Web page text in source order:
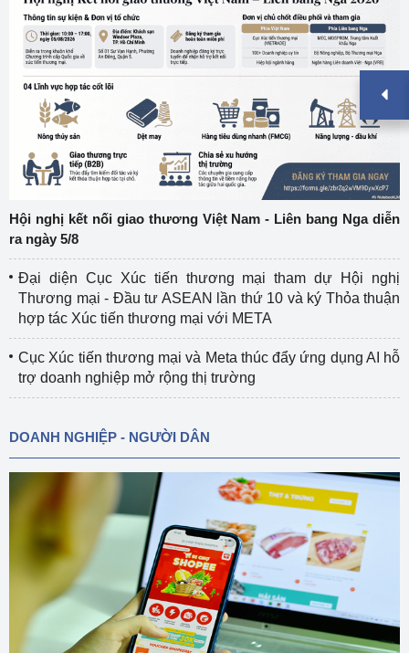
Hội nghị kết nối giao thương Việt Nam - Liên bang Nga diễn
ra ngày 5/8
Đại diện Cục Xúc tiến thương mại tham dự Hội nghị
Thương mại - Đầu tư ASEAN lần thứ 10 và ký Thỏa thuận
hợp tác Xúc tiến thương mại với META
Cục Xúc tiến thương mại và Meta thúc đẩy ứng dụng AI hỗ
trợ doanh nghiệp mở rộng thị trường
DOANH NGHIỆP - NGƯỜI DÂN